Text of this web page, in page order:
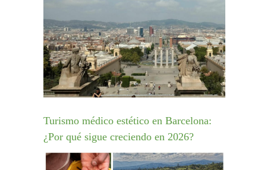
Turismo médico estético en Barcelona:
¿Por qué sigue creciendo en 2026?